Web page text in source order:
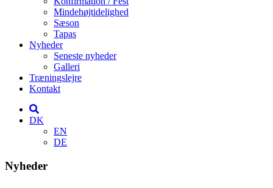
Mindehøjtidelighed
Sæson
Tapas
Nyheder
Seneste nyheder
Galleri
Træningslejre
Kontakt
DK
EN
DE
Nyheder